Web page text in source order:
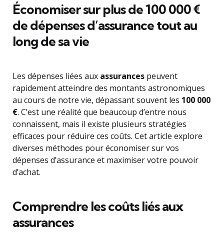
Économiser sur plus de 100 000 €
de dépenses d’assurance tout au
long de sa vie
Les dépenses liées aux assurances peuvent
rapidement atteindre des montants astronomiques
au cours de notre vie, dépassant souvent les 100 000
€. C’est une réalité que beaucoup d’entre nous
connaissent, mais il existe plusieurs stratégies
efficaces pour réduire ces coûts. Cet article explore
diverses méthodes pour économiser sur vos
dépenses d’assurance et maximiser votre pouvoir
d’achat.
Comprendre les coûts liés aux
assurances